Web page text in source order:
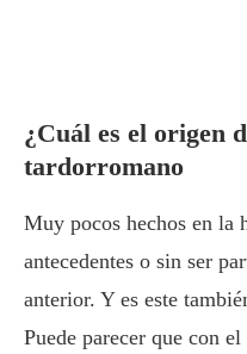
¿Cuál es el origen
tardorromano
Muy pocos hechos en la
antecedentes o sin ser
anterior. Y es este
Puede parecer que con